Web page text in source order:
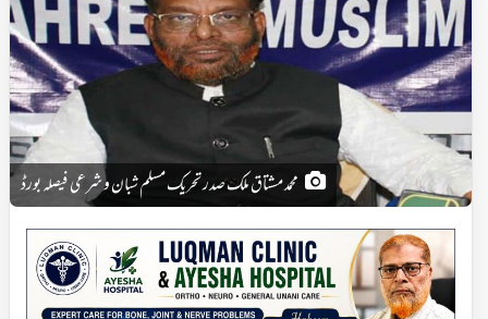
محمد مشتاق ملک صدر تحریک مسلم شبان و شرعی فیصلہ بورڈ